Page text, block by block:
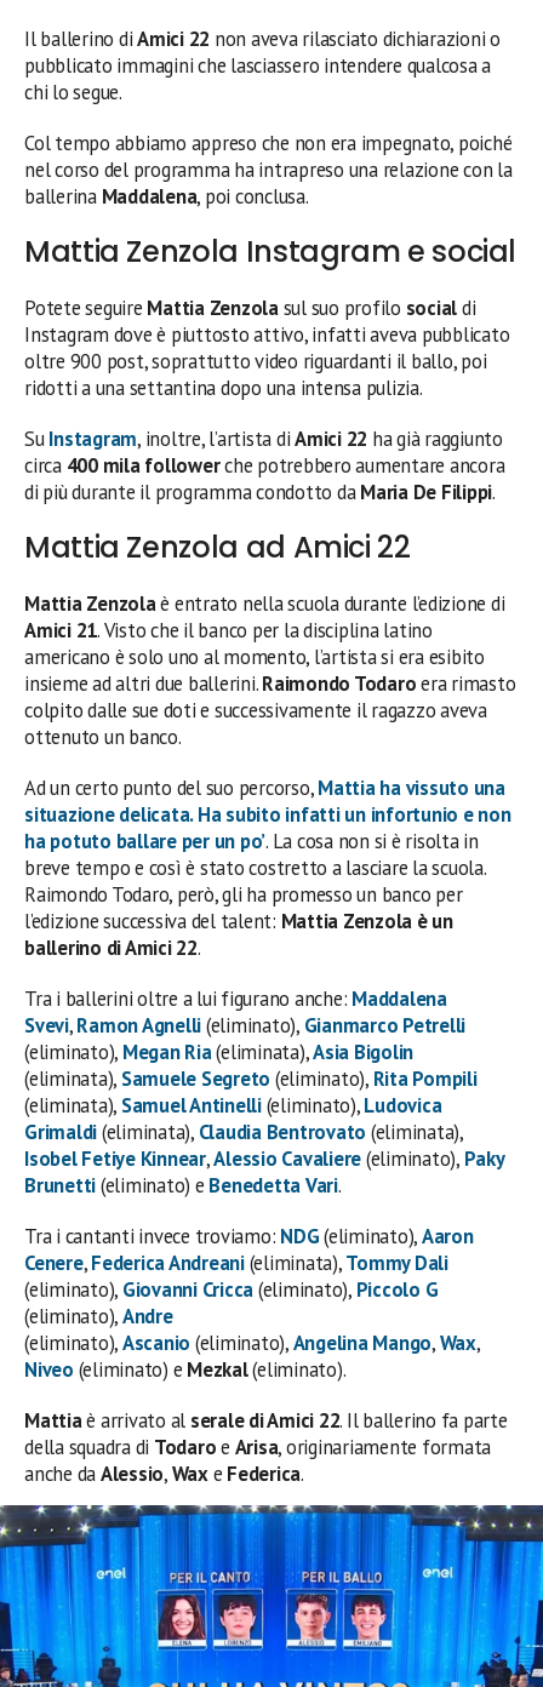
Il ballerino diAmici 22 non aveva rilasciato dichiarazioni o
pubblicato immagini che lasciassero intendere qualcosa a
chi lo segue.
Col tempo abbiamo appreso che non era impegnato, poiché
nel corso del programma ha intrapreso una relazione con la
ballerina Maddalena, poi conclusa.
Mattia Zenzola Instagram e social
Potete seguire Mattia Zenzolasul suo profilo socialdi
Instagram dove è piuttosto attivo, infatti aveva pubblicato
oltre 900 post, soprattutto video riguardanti il ballo, poi
ridotti a una settantina dopo una intensa pulizia.
SuInstagram, inoltre, l’artista diAmici 22 ha già raggiunto
circa 400 mila followerche potrebbero aumentare ancora
di più durante il programma condotto daMaria De Filippi.
Mattia Zenzola ad Amici 22
Mattia Zenzolaè entrato nella scuola durante l’edizione di
Amici 21. Visto che il banco per la disciplina latino
americano è solo uno al momento, l’artista si era esibito
insieme ad altri due ballerini.Raimondo Todaroera rimasto
colpito dalle sue doti e successivamente il ragazzo aveva
ottenuto un banco.
Ad un certo punto del suo percorso,Mattia ha vissuto una
situazione delicata. Ha subito infatti un infortunio e non
ha potuto ballare per un po’. La cosa non si è risolta in
breve tempo e così è stato costretto a lasciare la scuola.
Raimondo Todaro, però, gli ha promesso un banco per
l’edizione successiva del talent: Mattia Zenzola è un
ballerino di Amici 22.
Tra i ballerini oltre a lui figurano anche: Maddalena
Svevi,Ramon Agnelli(eliminato), Gianmarco Petrelli
(eliminato), Megan Ria(eliminata),Asia Bigolin
(eliminata), Samuele Segreto (eliminato), Rita Pompili
(eliminata), Samuel Antinelli(eliminato),Ludovica
Grimaldi(eliminata), Claudia Bentrovato (eliminata),
Isobel Fetiye Kinnear,Alessio Cavaliere(eliminato), Paky
Brunetti(eliminato) e BenedettaVari.
Tra i cantanti invece troviamo: NDG(eliminato),Aaron
Cenere,Federica Andreani(eliminata),Tommy Dali
(eliminato), Giovanni Cricca(eliminato), Piccolo G
(eliminato),Andre
(eliminato),Ascanio (eliminato),Angelina Mango,Wax,
Niveo (eliminato) e Mezkal(eliminato).
Mattiaè arrivato al serale di Amici 22. Il ballerino fa parte
della squadra di Todaroe Arisa, originariamente formata
anche daAlessio,Waxe Federica.